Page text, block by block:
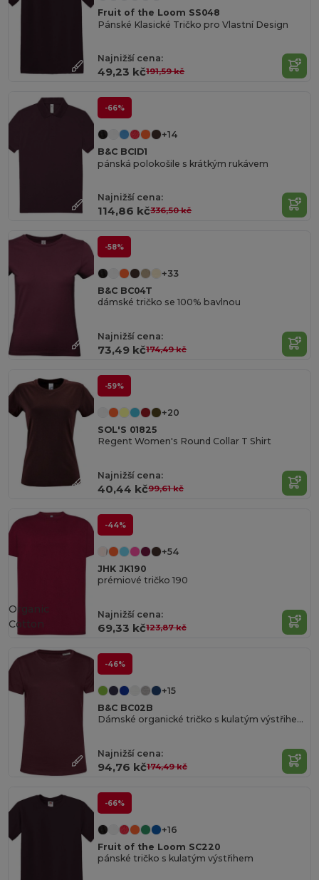
Fruit of the Loom SS048
Pánské Klasické Tričko pro Vlastní Design
Najnižší cena:
49,23 kč191,59 kč
-66%
+14
B&C BCID1
pánská polokošile s krátkým rukávem
Najnižší cena:
114,86 kč336,50 kč
-58%
+33
B&C BC04T
dámské tričko se 100% bavlnou
Najnižší cena:
73,49 kč174,49 kč
-59%
+20
SOL'S 01825
Regent Women's Round Collar T Shirt
Najnižší cena:
40,44 kč99,61 kč
-44%
+54
JHK JK190
prémiové tričko 190
Najnižší cena:
69,33 kč123,87 kč
Organic
Cotton
-46%
+15
B&C BC02B
Dámské organické tričko s kulatým výstřihem 150
Najnižší cena:
94,76 kč174,49 kč
-66%
+16
Fruit of the Loom SC220
pánské tričko s kulatým výstřihem